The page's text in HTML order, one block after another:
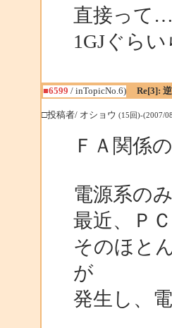
直接って
1GJぐらい
■6599 / inTopicNo.6) Re[3]:
□投稿者/ オショウ (15回)-(2007/
ＦＡ関係
電源系の
最近、Ｐ
そのほと
が
発生し、